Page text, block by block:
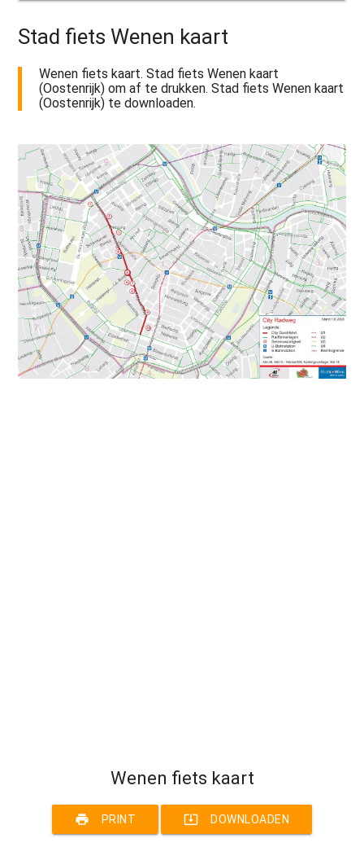
Stad fiets Wenen kaart
Wenen fiets kaart. Stad fiets Wenen kaart
(Oostenrijk) om af te drukken. Stad fiets Wenen kaart
(Oostenrijk) te downloaden.
Wenen fiets kaart
print PRINT system_update_alt DOWNLOADEN